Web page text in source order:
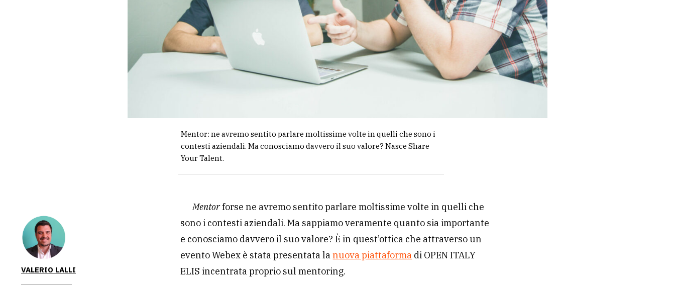
Mentor: ne avremo sentito parlare moltissime volte in quelli che sono i
contesti aziendali. Ma conosciamo davvero il suo valore? Nasce Share
Your Talent.
VALERIO LALLI
Mentorforse ne avremo sentito parlare moltissime volte in quelli che
sono i contesti aziendali. Ma sappiamo veramente quanto sia importante
e conosciamo davvero il suo valore? È in quest’ottica che attraverso un
evento Webex è stata presentata lanuova piattaforma di OPEN ITALY
ELIS incentrata proprio sul mentoring.